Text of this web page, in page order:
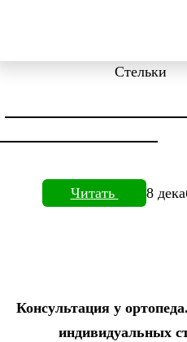
Стельки
Читать 8
Консультация у
индивидуальных